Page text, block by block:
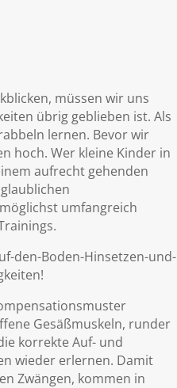
müssen wir uns
übrig geblieben ist. Als
lernen. Bevor wir
hoch. Wer kleine Kinder in
aufrecht gehenden
umfangreich
den-Boden-Hinsetzen-und-
Gesäßmuskeln, runder
korrekte Auf- und
wieder erlernen. Damit
Zwängen, kommen in